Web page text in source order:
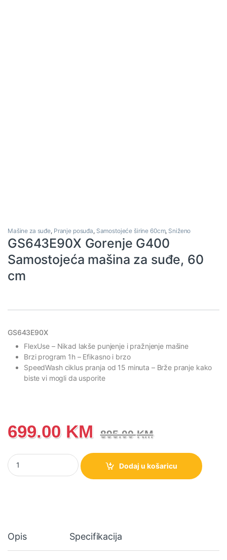
Mašine za suđe, Pranje posuđa, Samostojeće širine 60cm, Sniženo
GS643E90X Gorenje G400
Samostojeća mašina za suđe, 60
cm
GS643E90X
FlexUse – Nikad lakše punjenje i pražnjenje mašine
Brzi program 1h – Efikasno i brzo
SpeedWash ciklus pranja od 15 minuta – Brže pranje kako
biste vi mogli da usporite
699.00 KM 895.00KM
GS643E90X Gorenje G400 Samostojeća mašina za suđe, 60
Dodaj u košaricu
Opis Specifikacija